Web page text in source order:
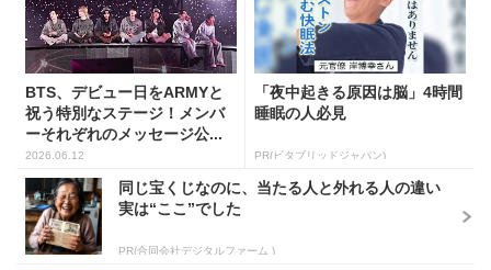
BTS、デビュー日をARMYと
祝う特別なステージ！メンバ
ーそれぞれのメッセージ公...
2026.06.12
「夜中起きる原因は脳」4時間
睡眠の人必見
PR(ビタブリッドジャパン)
同じ宝くじなのに、当たる人と外れる人の違い
実は“ここ”でした
PR(合同会社デジタルファーム )